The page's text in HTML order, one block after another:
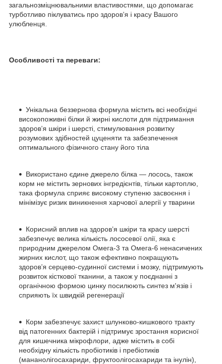
загальнозміцнювальними властивостями, що допомагає
турботливо піклуватись про здоров’я і красу Вашого
улюбленця.
Особливості та переваги:
Унікальна беззернова формула містить всі необхідні
високопоживні білки й жирні кислоти для підтримання
здоров’я шкіри і шерсті, стимулювання розвитку
розумових здібностей цуценяти та забезпечення
оптимального фізичного стану його тіла
Використано єдине джерело білка — лосось, також
корм не містить зернових інгредієнтів, тільки картоплю,
така формула сприяє високому ступеню засвоєння і
мінімізує ризик виникнення харчової алергії у тварини
Корисний вплив на здоров’я шкіри та красу шерсті
забезпечує велика кількість лососевої олії, яка є
природним джерелом Омега-3 та Омега-6 ненасичених
жирних кислот, що також ефективно покращують
здоров’я серцево-судинної системи і мозку, підтримують
розвиток кісткової тканини, а також у поєднанні з
органічною формою цинку посилюють синтез м'язів і
сприяють їх швидкій регенерації
Корм забезпечує захист шлунково-кишкового тракту
від патогенних бактерій і підтримує зростання корисної
для кишечника мікрофлори, адже містить в собі
необхідну кількість пробіотиків і пребіотиків
(мананолігосахариди, фруктоолігосахариди та інулін),